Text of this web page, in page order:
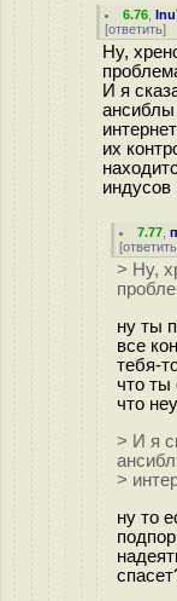
6.76 ,
[ответить]
Ну,
И я
их
индусов
7.77 ,
[ответить
> Ну,
ну ты
все
тебя-
что ты
что
> И я
>
ну то